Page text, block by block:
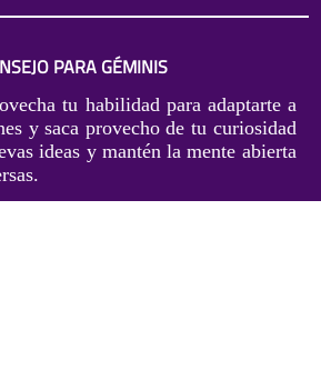
PARA GÉMINIS
tu habilidad para adaptarte a
y saca provecho de tu curiosidad
ideas y mantén la mente abierta